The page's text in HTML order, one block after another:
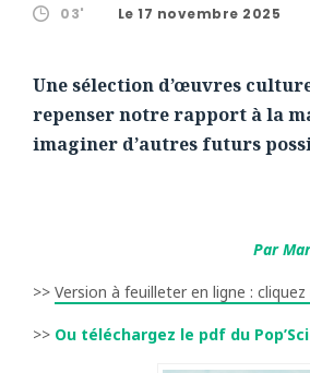
Une sélection d’œuvres
repenser notre rapport à la
imaginer d’autres futurs
Par
>> Version à feuilleter en ligne : cliquez
>> Ou téléchargez le pdf du
03' Le 17 novembre 2025